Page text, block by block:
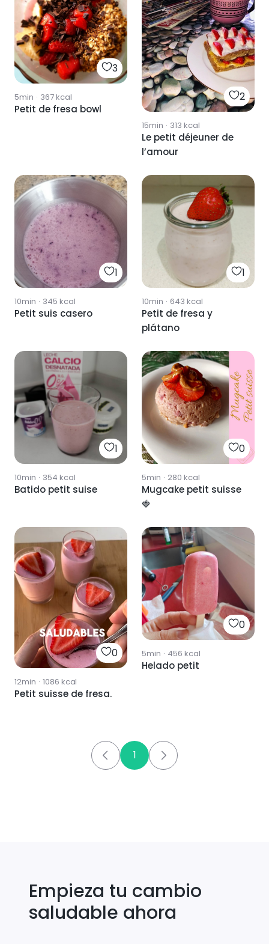
3
5min · 367kcal
Petit de fresa bowl
2
15min · 313 kcal
Le petit déjeuner de
l’amour
1
10min · 345 kcal
Petit suis casero
1
10min · 643 kcal
Petit de fresa y
plátano
1
10min · 354 kcal
Batido petit suise
0
5min · 280 kcal
Mugcake petit suisse
🍓
0
12min · 1086 kcal
Petit suisse de fresa.
0
5min · 456 kcal
Helado petit
1
Empieza tu cambio
saludable ahora